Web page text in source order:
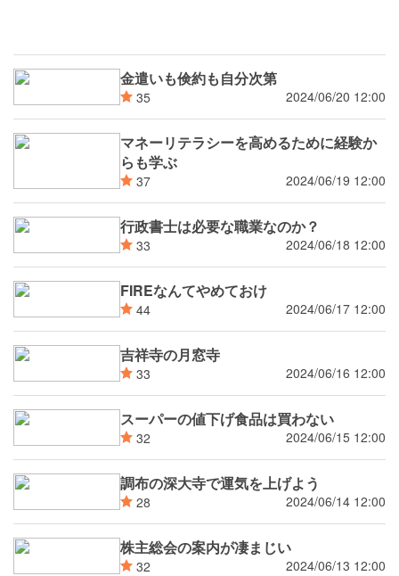
金遣いも倹約も自分次第
35 2024/06/20 12:00
マネーリテラシーを高めるために経験か
らも学ぶ
37 2024/06/19 12:00
行政書士は必要な職業なのか？
33 2024/06/18 12:00
FIREなんてやめておけ
44 2024/06/17 12:00
吉祥寺の月窓寺
33 2024/06/16 12:00
スーパーの値下げ食品は買わない
32 2024/06/15 12:00
調布の深大寺で運気を上げよう
28 2024/06/14 12:00
株主総会の案内が凄まじい
32 2024/06/13 12:00